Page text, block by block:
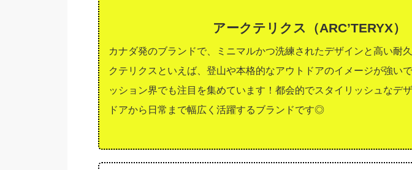
アークテリクス（ARC’TERYX）
カナダ発のブランドで、ミニマルかつ洗練されたデザインと高い耐
クテリクスといえば、登山や本格的なアウトドアのイメージが強い
ッション界でも注目を集めています！都会的でスタイリッシュなデ
ドアから日常まで幅広く活躍するブランドです◎